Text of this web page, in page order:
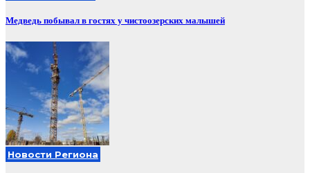
Медведь побывал в гостях у чистоозерских малышей
Новости Региона